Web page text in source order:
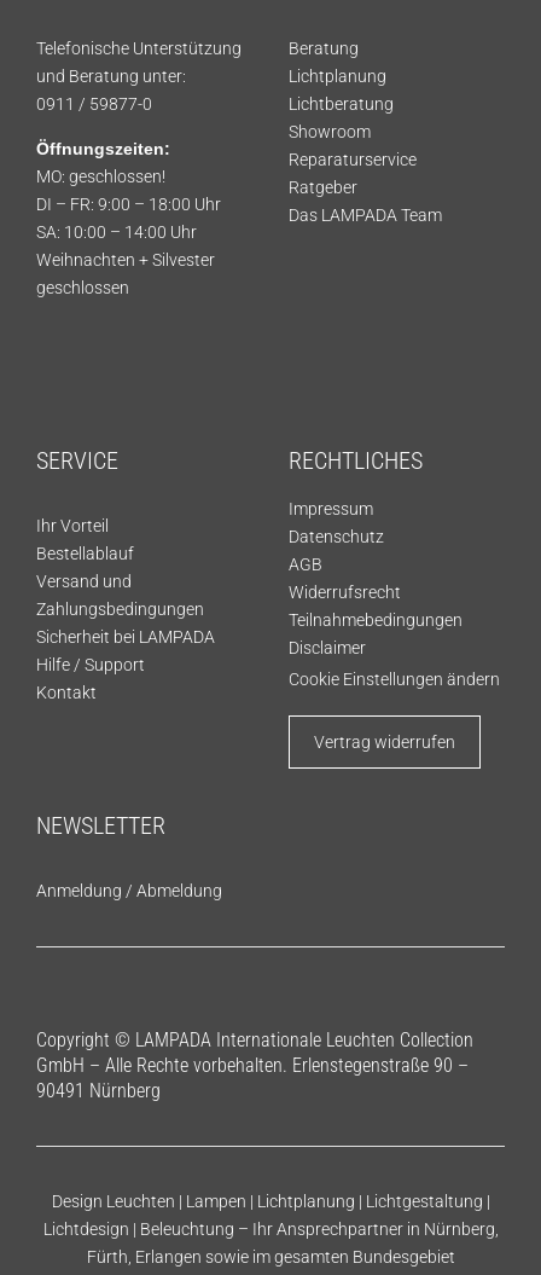
Telefonische Unterstützung
und Beratung unter:
0911 / 59877-0
Öffnungszeiten:
MO: geschlossen!
DI – FR: 9:00 – 18:00 Uhr
SA: 10:00 – 14:00 Uhr
Weihnachten + Silvester
geschlossen
Beratung
Lichtplanung
Lichtberatung
Showroom
Reparaturservice
Ratgeber
Das LAMPADA Team
SERVICE
Ihr Vorteil
Bestellablauf
Versand und
Zahlungsbedingungen
Sicherheit bei LAMPADA
Hilfe / Support
Kontakt
RECHTLICHES
Impressum
Datenschutz
AGB
Widerrufsrecht
Teilnahmebedingungen
Disclaimer
Cookie Einstellungen ändern
Vertrag widerrufen
NEWSLETTER
Anmeldung / Abmeldung
Copyright © LAMPADA Internationale Leuchten Collection
GmbH – Alle Rechte vorbehalten. Erlenstegenstraße 90 –
90491 Nürnberg
Design Leuchten | Lampen | Lichtplanung | Lichtgestaltung |
Lichtdesign | Beleuchtung – Ihr Ansprechpartner in Nürnberg,
Fürth, Erlangen sowie im gesamten Bundesgebiet